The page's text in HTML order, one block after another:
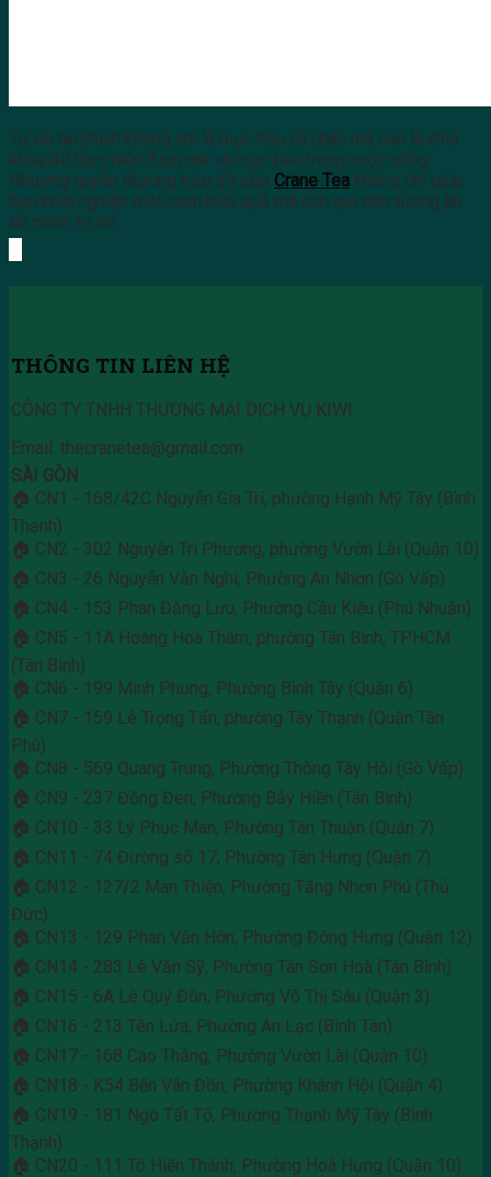
Tự do tài chính không chỉ là mục tiêu cá nhân mà còn là chìa
khóa để thực hiện đam mê và mục tiêu trong cuộc sống.
Nhượng quyền thương hiệu trà sữa Crane Tea không chỉ giúp
bạn khởi nghiệp một cách hiệu quả mà còn tạo nên tương lai
tài chính tự do.
THÔNG TIN LIÊN HỆ
CÔNG TY TNHH THƯƠNG MẠI DỊCH VỤ KIWI
Email: thecranetea@gmail.com
SÀI GÒN
🏠 CN1 - 168/42C Nguyễn Gia Trí, phường Hạnh Mỹ Tây (Bình
Thạnh)
🏠 CN2 - 302 Nguyễn Tri Phương, phường Vườn Lài (Quận 10)
🏠 CN3 - 26 Nguyễn Văn Nghi, Phường An Nhơn (Gò Vấp)
🏠 CN4 - 153 Phan Đăng Lưu, Phường Cầu Kiệu (Phú Nhuận)
🏠 CN5 - 11A Hoàng Hoa Thám, phường Tân Bình, TP.HCM
(Tân Bình)
🏠 CN6 - 199 Minh Phụng, Phường Bình Tây (Quận 6)
🏠 CN7 - 159 Lê Trọng Tấn, phường Tây Thạnh (Quận Tân
Phú)
🏠 CN8 - 569 Quang Trung, Phường Thông Tây Hội (Gò Vấp)
🏠 CN9 - 237 Đồng Đen, Phường Bảy Hiền (Tân Bình)
🏠 CN10 - 33 Lý Phục Man, Phường Tân Thuận (Quận 7)
🏠 CN11 - 74 Đường số 17, Phường Tân Hưng (Quận 7)
🏠 CN12 - 127/2 Man Thiện, Phường Tăng Nhơn Phú (Thủ
Đức)
🏠 CN13 - 129 Phan Văn Hớn, Phường Đông Hưng (Quận 12)
🏠 CN14 - 283 Lê Văn Sỹ, Phường Tân Sơn Hoà (Tân Bình)
🏠 CN15 - 6A Lê Quý Đôn, Phường Võ Thị Sáu (Quận 3)
🏠 CN16 - 213 Tên Lửa, Phường An Lạc (Bình Tân)
🏠 CN17 - 168 Cao Thắng, Phường Vườn Lài (Quận 10)
🏠 CN18 - K54 Bến Vân Đồn, Phường Khánh Hội (Quận 4)
🏠 CN19 - 181 Ngô Tất Tố, Phường Thạnh Mỹ Tây (Bình
Thạnh)
🏠 CN20 - 111 Tô Hiến Thành, Phường Hoà Hưng (Quận 10)